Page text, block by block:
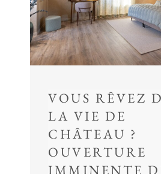
VOUS RÊVEZ
LA VIE DE
CHÂTEAU ?
OUVERTURE
IMMINENTE